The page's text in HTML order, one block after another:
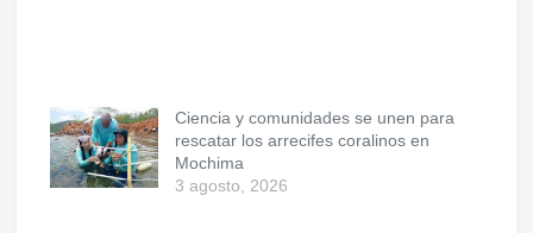
Ciencia y comunidades se unen para
rescatar los arrecifes coralinos en
Mochima
3 agosto, 2026